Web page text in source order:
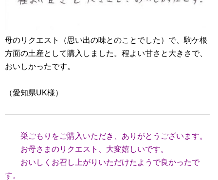
母のリクエスト（思い出の味とのことでした）で、駒ケ根
方面の土産として購入しました。程よい甘さと大きさで、
おいしかったです。
（愛知県UK様）
巣ごもりをご購入いただき、ありがとうございます。
お母さまのリクエスト、大変嬉しいです。
おいしくお召し上がりいただけたようで良かったで
す。